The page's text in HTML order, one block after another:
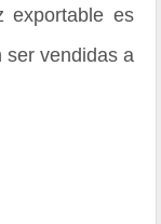
exportable es
vendidas a